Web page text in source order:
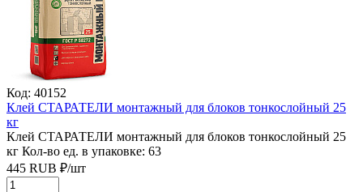
Код: 40152
Клей СТАРАТЕЛИ монтажный для блоков тонкослойный 25
кг
Клей СТАРАТЕЛИ монтажный для блоков тонкослойный 25
кг Кол-во ед. в упаковке: 63
445 RUB ₽/шт